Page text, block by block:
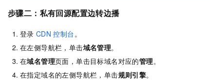
步骤二： 私有回源配置边转边播
登录 CDN 控制台 。
在左侧导航栏，单击域名管理。
在域名管理页面，单击目标域名对应的管理。
在指定域名的左侧导航栏，单击规则引擎。